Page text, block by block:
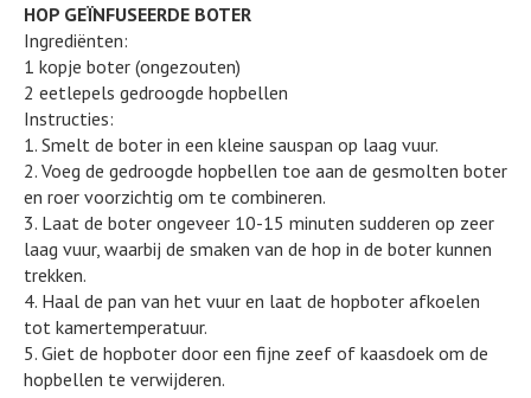
HOP GEÏNFUSEERDE BOTER
Ingrediënten:
1 kopje boter (ongezouten)
2 eetlepels gedroogde hopbellen
Instructies:
1. Smelt de boter in een kleine sauspan op laag vuur.
2. Voeg de gedroogde hopbellen toe aan de gesmolten boter
en roer voorzichtig om te combineren.
3. Laat de boter ongeveer 10-15 minuten sudderen op zeer
laag vuur, waarbij de smaken van de hop in de boter kunnen
trekken.
4. Haal de pan van het vuur en laat de hopboter afkoelen
tot kamertemperatuur.
5. Giet de hopboter door een fijne zeef of kaasdoek om de
hopbellen te verwijderen.